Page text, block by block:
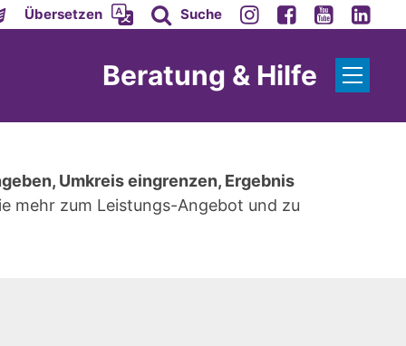
Übersetzen Suche
Beratung & Hilfe
Umkreis eingrenzen, Ergebnis
mehr zum Leistungs-Angebot und zu